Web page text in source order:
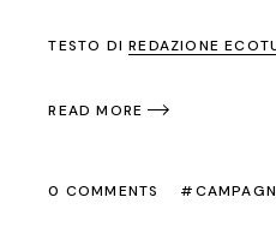
TESTO DIREDAZIONE
READ MORE
0 COMMENTS